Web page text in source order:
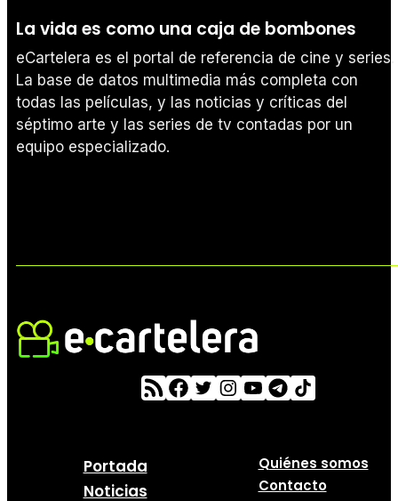
La vida es como una caja de bombones
eCartelera es el portal de referencia de cine y series.
La base de datos multimedia más completa con
todas las películas, y las noticias y críticas del
séptimo arte y las series de tv contadas por un
equipo especializado.
Portada
Noticias
Quiénes somos
Contacto